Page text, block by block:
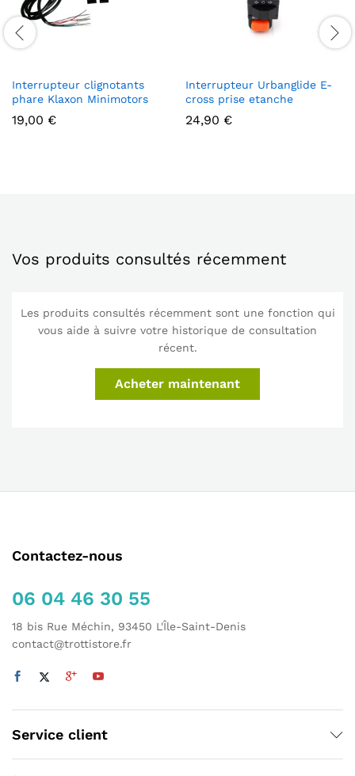
Interrupteur clignotants
phare Klaxon Minimotors
19,00 €
Interrupteur Urbanglide E-
cross prise etanche
24,90 €
Vos produits consultés récemment
Les produits consultés récemment sont une fonction qui
vous aide à suivre votre historique de consultation
récent.
Acheter maintenant
Contactez-nous
06 04 46 30 55
18 bis Rue Méchin, 93450 L'Île-Saint-Denis
contact@trottistore.fr
Service client